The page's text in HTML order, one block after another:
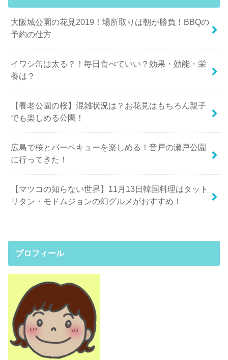
大阪城公園の花見2019！場所取りは朝が勝負！BBQの
予約の仕方
イワシ缶は太る？！毎日食べていい？効果・効能・栄
養は？
【養老公園の桜】混雑状況は？お花見はもちろん親子
でも楽しめる公園！
広島で桜とバーベキューを楽しめる！音戸の瀬戸公園
に行ってきた！
【マツコの知らない世界】11月13日韓国料理はタット
リタン・モドムジョンの幻グルメがおすすめ！
プロフィール